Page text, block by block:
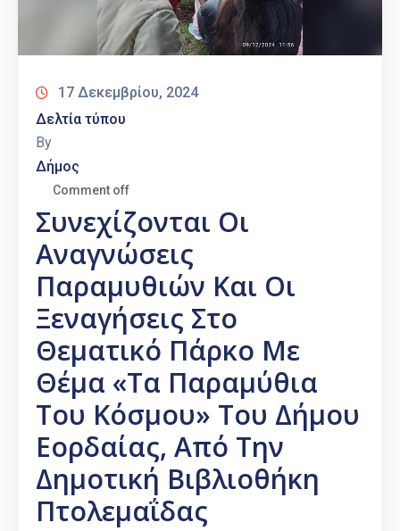
17 Δεκεμβρίου, 2024
Δελτία τύπου
By
Δήμος
Comment off
Συνεχίζονται Οι
Αναγνώσεις
Παραμυθιών Και Οι
Ξεναγήσεις Στο
Θεματικό Πάρκο Με
Θέμα «Τα Παραμύθια
Του Κόσμου» Του Δήμου
Εορδαίας, Από Την
Δημοτική Βιβλιοθήκη
Πτολεμαΐδας